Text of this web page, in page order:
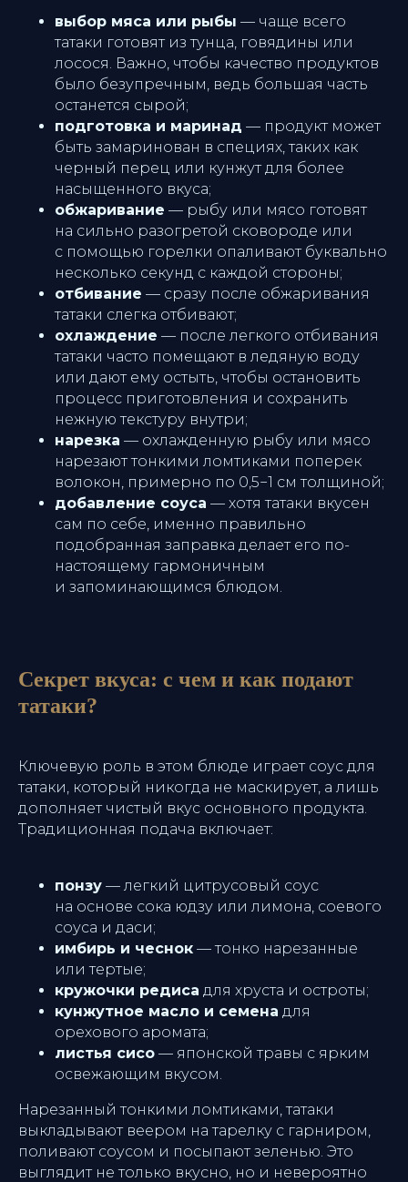
выбор мяса или рыбы — чаще всего
татаки готовят из тунца, говядины или
лосося. Важно, чтобы качество продуктов
было безупречным, ведь большая часть
останется сырой;
подготовка и маринад — продукт может
быть замаринован в специях, таких как
черный перец или кунжут для более
насыщенного вкуса;
обжаривание — рыбу или мясо готовят
на сильно разогретой сковороде или
с помощью горелки опаливают буквально
несколько секунд с каждой стороны;
отбивание — сразу после обжаривания
татаки слегка отбивают;
охлаждение — после легкого отбивания
татаки часто помещают в ледяную воду
или дают ему остыть, чтобы остановить
процесс приготовления и сохранить
нежную текстуру внутри;
нарезка — охлажденную рыбу или мясо
нарезают тонкими ломтиками поперек
волокон, примерно по 0,5−1 см толщиной;
добавление соуса — хотя татаки вкусен
сам по себе, именно правильно
подобранная заправка делает его по-
настоящему гармоничным
и запоминающимся блюдом.
Секрет вкуса: с чем и как подают
татаки?
Ключевую роль в этом блюде играет соус для
татаки, который никогда не маскирует, а лишь
дополняет чистый вкус основного продукта.
Традиционная подача включает:
понзу — легкий цитрусовый соус
на основе сока юдзу или лимона, соевого
соуса и даси;
имбирь и чеснок — тонко нарезанные
или тертые;
кружочки редиса для хруста и остроты;
кунжутное масло и семена для
орехового аромата;
листья сисо — японской травы с ярким
освежающим вкусом.
Нарезанный тонкими ломтиками, татаки
выкладывают веером на тарелку с гарниром,
поливают соусом и посыпают зеленью. Это
выглядит не только вкусно, но и невероятно
Ежедневно
Режим работы:
КОНТАКТЫ
Улисс
12:00 - 00:00